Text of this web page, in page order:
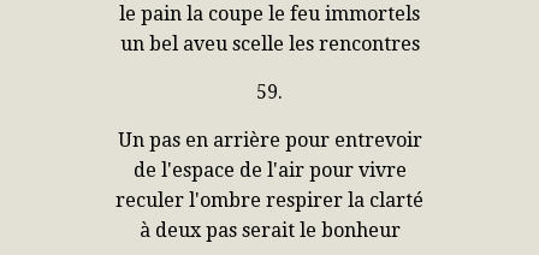
le pain la coupe le feu immortels
un bel aveu scelle les rencontres
59.
Un pas en arrière pour entrevoir
de l'espace de l'air pour vivre
reculer l'ombre respirer la clarté
à deux pas serait le bonheur